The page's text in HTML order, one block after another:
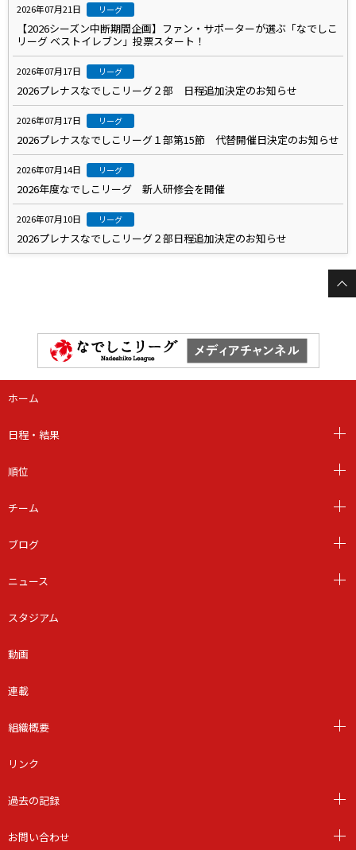
2026年07月21日 リーグ
【2026シーズン中断期間企画】ファン・サポーターが選ぶ「なでしこ
リーグ ベストイレブン」投票スタート！
2026年07月17日 リーグ
2026プレナスなでしこリーグ２部 日程追加決定のお知らせ
2026年07月17日 リーグ
2026プレナスなでしこリーグ１部第15節 代替開催日決定のお知らせ
2026年07月14日 リーグ
2026年度なでしこリーグ 新人研修会を開催
2026年07月10日 リーグ
2026プレナスなでしこリーグ２部日程追加決定のお知らせ
ホーム
日程・結果
順位
チーム
ブログ
ニュース
スタジアム
動画
連載
組織概要
リンク
過去の記録
お問い合わせ